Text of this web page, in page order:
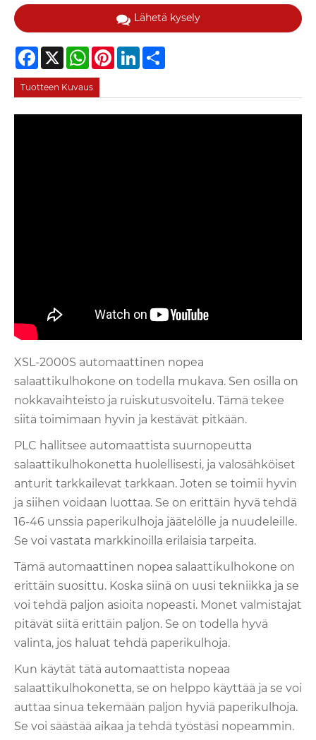
Lähetä kysely
Facebook
X WhatsAppPinterestLinkedIn
Tuotteen Kuvaus
XSL-2000S automaattinen nopea
salaattikulhokone on todella mukava. Sen osilla on
nokkavaihteisto ja ruiskutusvoitelu. Tämä tekee
siitä toimimaan hyvin ja kestävät pitkään.
PLC hallitsee automaattista suurnopeutta
salaattikulhokonetta huolellisesti, ja valosähköiset
anturit tarkkailevat tarkkaan. Joten se toimii hyvin
ja siihen voidaan luottaa. Se on erittäin hyvä tehdä
16-46 unssia paperikulhoja jäätelölle ja nuudeleille.
Se voi vastata markkinoilla erilaisia ​​tarpeita.
Tämä automaattinen nopea salaattikulhokone on
erittäin suosittu. Koska siinä on uusi tekniikka ja se
voi tehdä paljon asioita nopeasti. Monet valmistajat
pitävät siitä erittäin paljon. Se on todella hyvä
valinta, jos haluat tehdä paperikulhoja.
Kun käytät tätä automaattista nopeaa
salaattikulhokonetta, se on helppo käyttää ja se voi
auttaa sinua tekemään paljon hyviä paperikulhoja.
Se voi säästää aikaa ja tehdä työstäsi nopeammin.